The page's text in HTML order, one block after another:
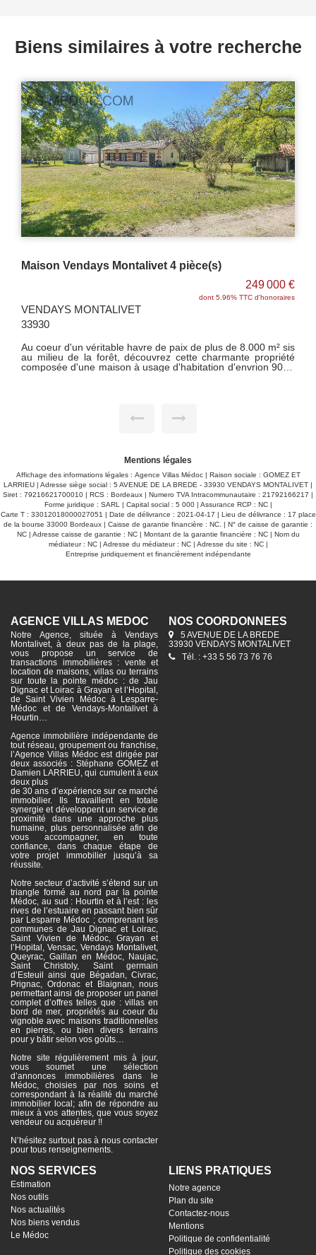
Biens similaires à votre recherche
Maison Queyrac 2 pièce(s) 40 m2
169 800 €
dont 6.13% TTC d'honoraires
QUEYRAC 33340
salon, mezzanine, une chambre, une salle d'eau / wc et une
seconde chambre non attenante. L'ensemble élevé sur une
parcelle de terrain d'une superficie de 2 415 m².
Investissement locativ saisonnier intéressant - A découvrir.
Mentions légales
Affichage des informations légales : Agence Villas Médoc | Raison sociale : GOMEZ ET
LARRIEU | Adresse siège social : 5 AVENUE DE LA BREDE - 33930 VENDAYS MONTALIVET |
Siret : 79216621700010 | RCS : Bordeaux | Numero TVA Intracommunautaire : 21792166217 |
Forme juridique : SARL | Capital social : 5 000 | Assurance RCP : NC |
Carte T : 33012018000027051 | Date de délivrance : 2021-04-17 | Lieu de délivrance : 17 place
de la bourse 33000 Bordeaux | Caisse de garantie financière : NC. | N° de caisse de garantie :
NC | Adresse caisse de garantie : NC | Montant de la garantie financière : NC | Nom du
médiateur : NC | Adresse du médiateur : NC | Adresse du site : NC |
Entreprise juridiquement et financièrement indépendante
AGENCE VILLAS MÉDOC
Notre Agence, située à Vendays
Montalivet, à deux pas de la plage,
vous propose un service de
transactions immobilières : vente et
location de maisons, villas ou terrains
sur toute la pointe médoc : de Jau
Dignac et Loirac à Grayan et l’Hopital,
de Saint Vivien Médoc à Lesparre-
Médoc et de Vendays-Montalivet à
Hourtin…
Agence immobilière indépendante de
tout réseau, groupement ou franchise,
l’Agence Villas Médoc est dirigée par
deux associés : Stéphane GOMEZ et
Damien LARRIEU, qui cumulent à eux
deux plus
de 30 ans d’expérience sur ce marché
immobilier. Ils travaillent en totale
synergie et développent un service de
proximité dans une approche plus
humaine, plus personnalisée afin de
vous accompagner, en toute
confiance, dans chaque étape de
votre projet immobilier jusqu’à sa
réussite.
Notre secteur d’activité s’étend sur un
triangle formé au nord par la pointe
Médoc, au sud : Hourtin et à l’est : les
rives de l’estuaire en passant bien sûr
par Lesparre Médoc ; comprenant les
communes de Jau Dignac et Loirac,
Saint Vivien de Médoc, Grayan et
l’Hopital, Vensac, Vendays Montalivet,
Queyrac, Gaillan en Médoc, Naujac,
Saint Christoly, Saint germain
d’Esteuil ainsi que Bégadan, Civrac,
Prignac, Ordonac et Blaignan, nous
permettant ainsi de proposer un panel
complet d’offres telles que : villas en
bord de mer, propriétés au coeur du
vignoble avec maisons traditionnelles
en pierres, ou bien divers terrains
pour y bâtir selon vos goûts…
Notre site régulièrement mis à jour,
vous soumet une sélection
d’annonces immobilières dans le
Médoc, choisies par nos soins et
correspondant à la réalité du marché
immobilier local; afin de répondre au
mieux à vos attentes, que vous soyez
vendeur ou acquéreur !!
N’hésitez surtout pas à nous contacter
pour tous renseignements.
NOS COORDONNÉES
5 AVENUE DE LA BREDE
33930 VENDAYS MONTALIVET
Tél. : +33 5 56 73 76 76
NOS SERVICES
Estimation
Nos outils
Nos actualités
Nos biens vendus
Le Médoc
LIENS PRATIQUES
Notre agence
Plan du site
Contactez-nous
Mentions
Politique de confidentialité
Politique des cookies